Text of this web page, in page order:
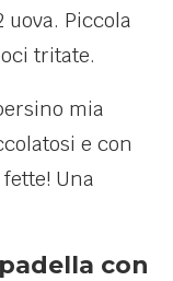
uova. Piccola
tritate.
mia
e con
Una
con